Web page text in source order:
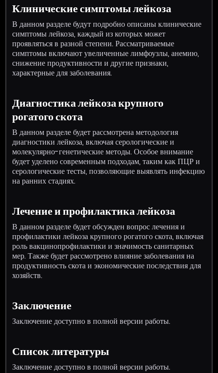
Клинические симптомы лейкоза
В данном разделе будут подробно описаны клинические
симптомы лейкоза, каждый из которых может
проявляться в разной степени. Рассматриваемые
симптомы включают увеличенные лимфоузлы, анемию,
снижение продуктивности и другие признаки,
характерные для заболевания.
Диагностика лейкоза крупного
рогатого скота
В данном разделе будет рассмотрена методология
диагностики лейкоза, включая серологические и
молекулярно-генетические методы. Особое внимание
будет уделено современным подходам, таким как ПЦР и
серологические тесты, позволяющие выявлять инфекцию
на ранних стадиях.
Лечение и профилактика лейкоза
В данном разделе будет обсужден вопрос лечения и
профилактики лейкоза крупного рогатого скота, включая
роль вакцинопрофилактики и значимость санитарных
мер. Также будет рассмотрено влияние заболевания на
продуктивность скота и экономические последствия для
хозяйств.
Заключение
Заключение доступно в полной версии работы.
Список литературы
Заключение доступно в полной версии работы.